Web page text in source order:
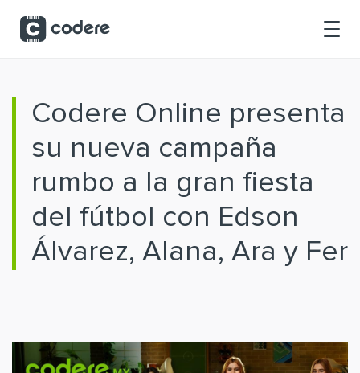
Codere Online presenta
su nueva campaña
rumbo a la gran fiesta
del fútbol con Edson
Álvarez, Alana, Ara y Fer